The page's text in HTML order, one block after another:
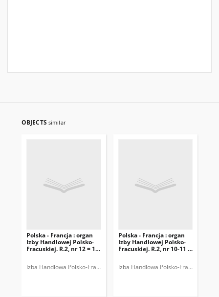
OBJECTS similar
Polska - Francja : organ
Izby Handlowej Polsko-
Fracuskiej. R.2, nr 12 = 14
Izba Handlowa Polsko-Francuska.
Polska - Francja : organ
Izby Handlowej Polsko-
Fracuskiej. R.2, nr 10-11 =
Izba Handlowa Polsko-Francuska.